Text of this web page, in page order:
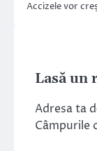
Accizele vor
Lasă un
Adresa ta
Câmpurile